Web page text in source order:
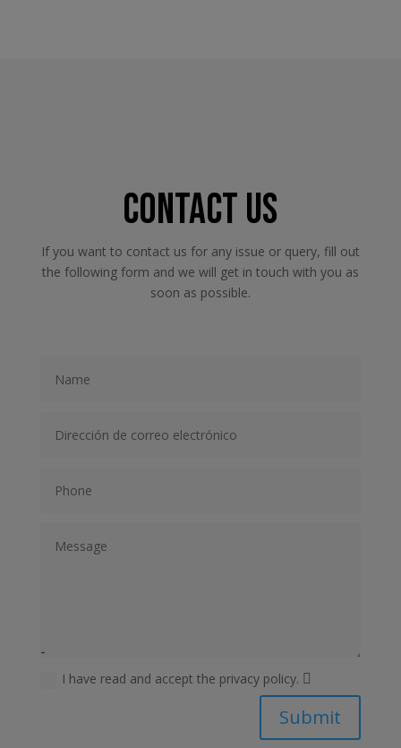
CONTACT US
If you want to contact us for any issue or query, fill out
the following form and we will get in touch with you as
soon as possible.
-
I have read and accept the privacy policy.
Submit